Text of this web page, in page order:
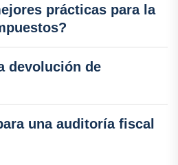
prácticas para la
devolución de
una auditoría fiscal